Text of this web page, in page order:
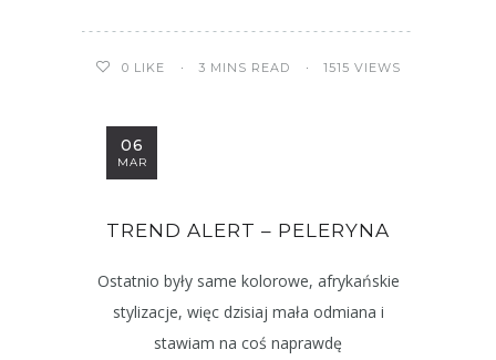
0 LIKE 3 MINS READ 1515 VIEWS
06
MAR
TREND ALERT – PELERYNA
Ostatnio były same kolorowe, afrykańskie
stylizacje, więc dzisiaj mała odmiana i
stawiam na coś naprawdę